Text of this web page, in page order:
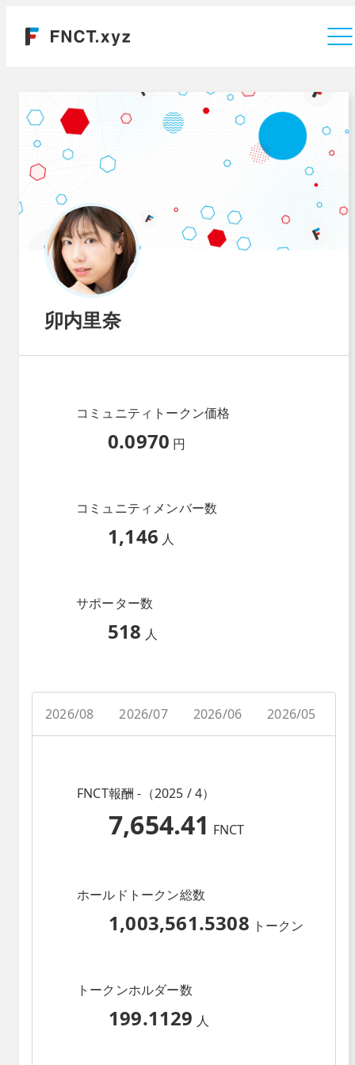
卯内里奈
コミュニティトークン価格
0.0970 円
コミュニティメンバー数
1,146 人
サポーター数
518 人
2026/08 2026/07 2026/06 2026/05
FNCT報酬 -（2025 / 4）
7,654.41 FNCT
ホールドトークン総数
1,003,561.5308 トークン
トークンホルダー数
199.1129 人